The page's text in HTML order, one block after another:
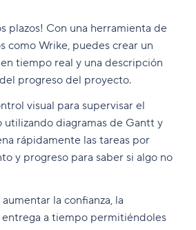
plazos! Con una herramienta de
como Wrike, puedes crear un
tiempo real y una descripción
progreso del proyecto.
visual para supervisar el
diagramas de Gantt y
rápidamente las tareas por
y progreso para saber si algo no
la confianza, la
a tiempo permitiéndoles